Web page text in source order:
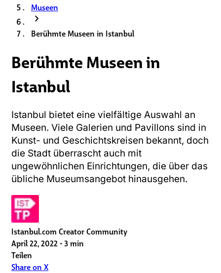
Museen
chevron_right
Berühmte Museen in Istanbul
Berühmte Museen in
Istanbul
Istanbul bietet eine vielfältige Auswahl an
Museen. Viele Galerien und Pavillons sind in
Kunst- und Geschichtskreisen bekannt, doch
die Stadt überrascht auch mit
ungewöhnlichen Einrichtungen, die über das
übliche Museumsangebot hinausgehen.
Istanbul.com Creator Community
April 22, 2022 • 3 min
Teilen
Share on X